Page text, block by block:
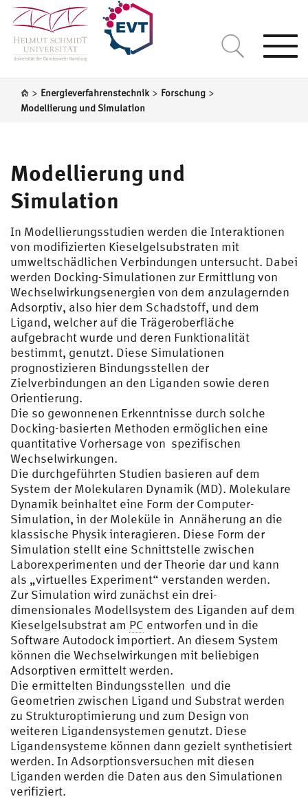
> Energieverfahrenstechnik > Forschung >
Modellierung und Simulation
Modellierung und
Simulation
In Modellierungsstudien werden die Interaktionen
von modifizierten Kieselgelsubstraten mit
umweltschädlichen Verbindungen untersucht. Dabei
werden Docking-Simulationen zur Ermittlung von
Wechselwirkungsenergien von dem anzulagernden
Adsorptiv, also hier dem Schadstoff, und dem
Ligand, welcher auf die Trägeroberfläche
aufgebracht wurde und deren Funktionalität
bestimmt, genutzt. Diese Simulationen
prognostizieren Bindungsstellen der
Zielverbindungen an den Liganden sowie deren
Orientierung.
Die so gewonnenen Erkenntnisse durch solche
Docking-basierten Methoden ermöglichen eine
quantitative Vorhersage von spezifischen
Wechselwirkungen.
Die durchgeführten Studien basieren auf dem
System der Molekularen Dynamik (MD). Molekulare
Dynamik beinhaltet eine Form der Computer-
Simulation, in der Moleküle in Annäherung an die
klassische Physik interagieren. Diese Form der
Simulation stellt eine Schnittstelle zwischen
Laborexperimenten und der Theorie dar und kann
als „virtuelles Experiment“ verstanden werden.
Zur Simulation wird zunächst ein drei-
dimensionales Modellsystem des Liganden auf dem
Kieselgelsubstrat am PC entworfen und in die
Software Autodock importiert. An diesem System
können die Wechselwirkungen mit beliebigen
Adsorptiven ermittelt werden.
Die ermittelten Bindungsstellen und die
Geometrien zwischen Ligand und Substrat werden
zu Strukturoptimierung und zum Design von
weiteren Ligandensystemen genutzt. Diese
Ligandensysteme können dann gezielt synthetisiert
werden. In Adsorptionsversuchen mit diesen
Liganden werden die Daten aus den Simulationen
verifiziert.